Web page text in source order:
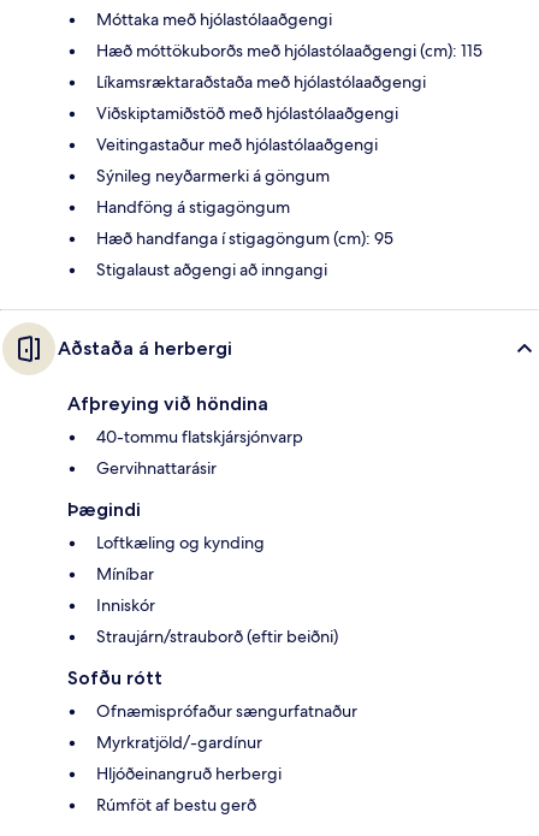
Móttaka með hjólastólaaðgengi
Hæð móttökuborðs með hjólastólaaðgengi (cm): 115
Líkamsræktaraðstaða með hjólastólaaðgengi
Viðskiptamiðstöð með hjólastólaaðgengi
Veitingastaður með hjólastólaaðgengi
Sýnileg neyðarmerki á göngum
Handföng á stigagöngum
Hæð handfanga í stigagöngum (cm): 95
Stigalaust aðgengi að inngangi
Aðstaða á herbergi
Afþreying við höndina
40-tommu flatskjársjónvarp
Gervihnattarásir
Þægindi
Loftkæling og kynding
Míníbar
Inniskór
Straujárn/strauborð (eftir beiðni)
Sofðu rótt
Ofnæmisprófaður sængurfatnaður
Myrkratjöld/-gardínur
Hljóðeinangruð herbergi
Rúmföt af bestu gerð